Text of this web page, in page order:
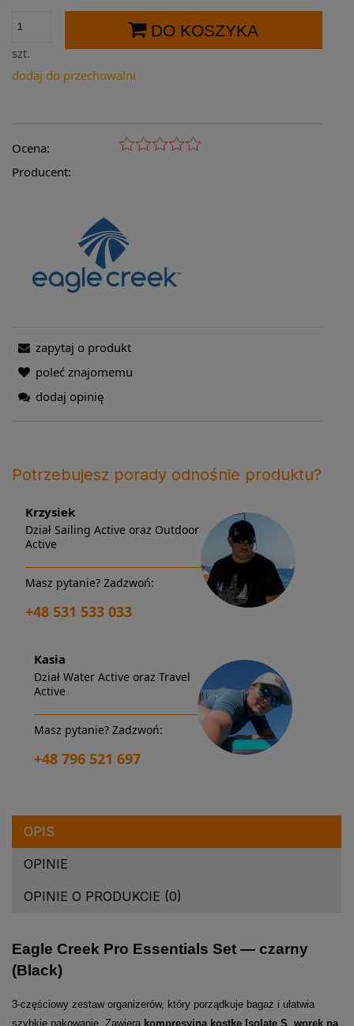
szt.
DO KOSZYKA
dodaj do przechowalni
Ocena:
Producent:
zapytaj o produkt
poleć znajomemu
dodaj opinię
Potrzebujesz porady odnośnie produktu?
Krzysiek
Dział Sailing Active oraz Outdoor
Active
Masz pytanie? Zadzwoń:
+48 531 533 033
Kasia
Dział Water Active oraz Travel
Active
Masz pytanie? Zadzwoń:
+48 796 521 697
OPIS
OPINIE
OPINIE O PRODUKCIE (0)
Eagle Creek Pro Essentials Set — czarny
(Black)
3-częściowy zestaw organizerów, który porządkuje bagaż i ułatwia
szybkie pakowanie. Zawiera kompresyjną kostkę Isolate S worek na